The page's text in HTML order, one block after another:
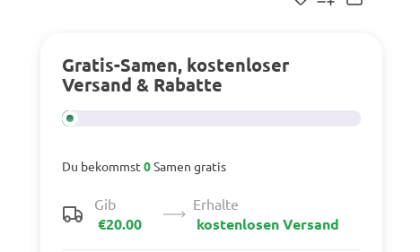
Gratis-Samen, kostenloser
Versand & Rabatte
Du bekommst 0Samen gratis
Gib
€20.00
Erhalte
kostenlosen Versand